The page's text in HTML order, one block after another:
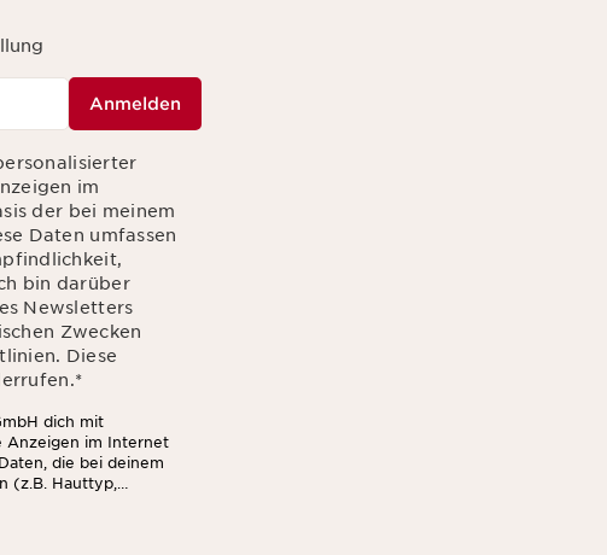
Anmelden
im
der bei meinem
Daten umfassen
bin darüber
Newsletters
Zwecken
Diese
*
dich mit
Anzeigen im Internet
die bei deinem
(z.B. Hauttyp,
Außerdem stimmst